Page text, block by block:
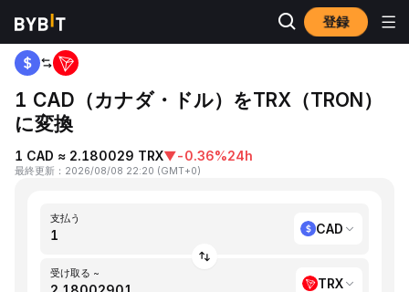
登録
ホーム CAD to TRX
1 CAD（カナダ・ドル）をTRX（TRON）
に変換
1 CAD ≈ 2.180029 TRX▼-0.36%24h
最終更新 ： 2026/08/08 22:20 (GMT+0)
支払う
CAD
受け取る ~
TRX